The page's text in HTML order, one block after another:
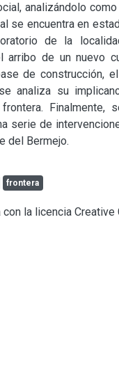
analizándolo
se encuentra en
de la
arribo de un nuevo
de construcción,
analiza su
Finalmente,
serie de
del Bermejo.
frontera
la licencia